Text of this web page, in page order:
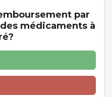
par
médicaments à